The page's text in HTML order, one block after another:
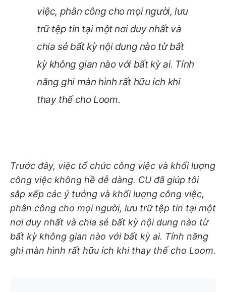
việc, phân công cho mọi người, lưu
trữ tệp tin tại một nơi duy nhất và
chia sẻ bất kỳ nội dung nào từ bất
kỳ không gian nào với bất kỳ ai. Tính
năng ghi màn hình rất hữu ích khi
thay thế cho Loom.
Trước đây, việc tổ chức công việc và khối lượng
công việc không hề dễ dàng. CU đã giúp tôi
sắp xếp các ý tưởng và khối lượng công việc,
phân công cho mọi người, lưu trữ tệp tin tại một
nơi duy nhất và chia sẻ bất kỳ nội dung nào từ
bất kỳ không gian nào với bất kỳ ai. Tính năng
ghi màn hình rất hữu ích khi thay thế cho Loom.